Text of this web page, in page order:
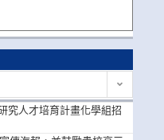
究人才培育計畫化學組招